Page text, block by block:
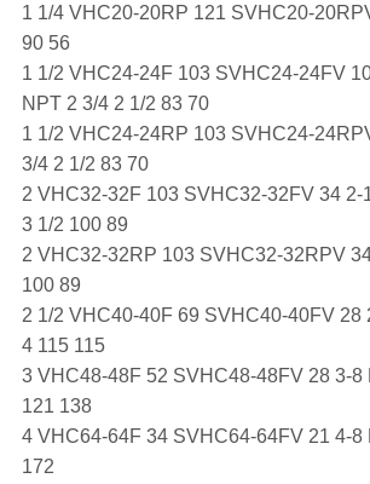
1 1/4 VHC20-20RP 121 SVHC20-
90 56
1 1/2 VHC24-24F 103 SVHC24-24FV
NPT 2 3/4 2 1/2 83 70
1 1/2 VHC24-24RP 103 SVHC24-
3/4 2 1/2 83 70
2 VHC32-32F 103 SVHC32-32FV 34 2-
3 1/2 100 89
2 VHC32-32RP 103 SVHC32-32RPV
100 89
2 1/2 VHC40-40F 69 SVHC40-40FV 28
4 115 115
3 VHC48-48F 52 SVHC48-48FV 28 3-8
121 138
4 VHC64-64F 34 SVHC64-64FV 21 4-8
172